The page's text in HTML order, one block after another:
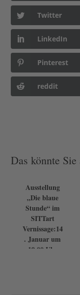
Twitter
LinkedIn
Pinterest
reddit
Das könnte
Ausstellung
„Die blaue
Stunde“ im
SITTart
Vernissage:14
. Januar um
19.00 Uhr